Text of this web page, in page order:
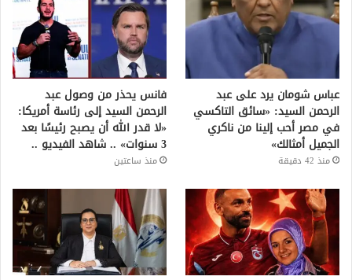
عباس شومان يرد على عبد
الرحمن السيد: «سائق التاكسي
في مصر أحب إلينا من ناكري
الجميل أمثالك»
منذ 42 دقيقة
فانس يحذر من وصول عبد
الرحمن السيد إلى رئاسة أمريكا:
«لا قدر الله أن يصبح رئيسًا بعد
3 سنوات» .. شاهد الفيديو ..
منذ ساعتين